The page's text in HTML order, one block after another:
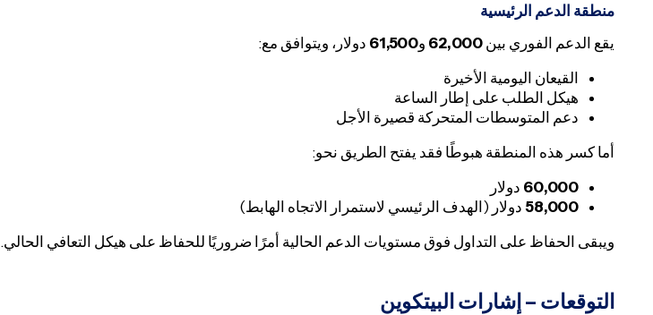
منطقة الدعم الرئيسية
يقع الدعم الفوري بين 62,000 و61,500 دولار، ويتوافق مع:
القيعان اليومية الأخيرة
هيكل الطلب على إطار الساعة
دعم المتوسطات المتحركة قصيرة الأجل
أما كسر هذه المنطقة هبوطًا فقد يفتح الطريق نحو:
60,000 دولار
58,000دولار (الهدف الرئيسي لاستمرار الاتجاه الهابط)
ويبقى الحفاظ على التداول فوق مستويات الدعم الحالية أمرًا ضروريًا للحفاظ على هيكل التعافي الحالي.
التوقعات – إشارات البيتكوين